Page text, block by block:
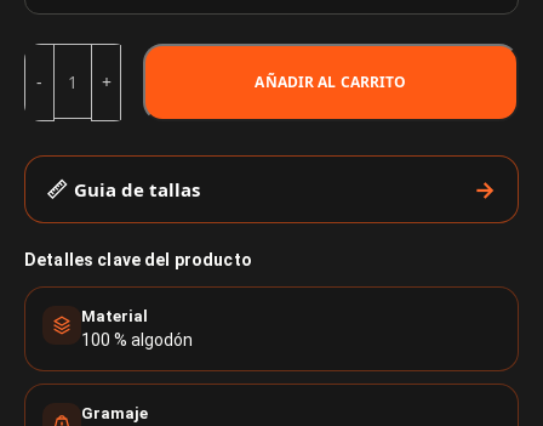
AÑADIR AL CARRITO
Guia de tallas
Detalles clave del producto
Material
100 % algodón
Gramaje